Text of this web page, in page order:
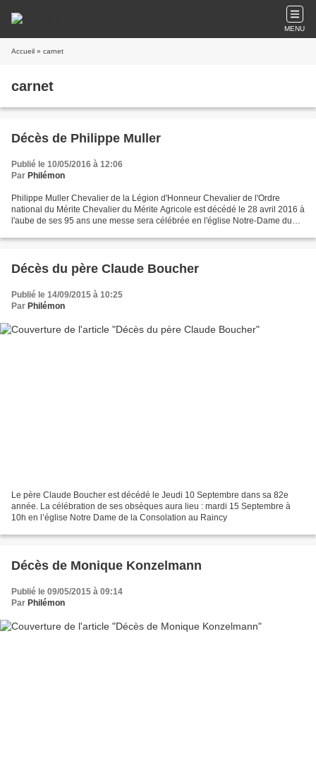
MENU
Accueil » carnet
carnet
Décès de Philippe Muller
Publié le 10/05/2016 à 12:06
Par Philémon
Philippe Muller Chevalier de la Légion d'Honneur Chevalier de l'Ordre
national du Mérite Chevalier du Mérite Agricole est décédé le 28 avril 2016 à
l'aube de ses 95 ans une messe sera célébrée en l'église Notre-Dame du
Décès du père Claude Boucher
Publié le 14/09/2015 à 10:25
Par Philémon
Le père Claude Boucher est décédé le Jeudi 10 Septembre dans sa 82e
année. La célébration de ses obsèques aura lieu : mardi 15 Septembre à
10h en l’église Notre Dame de la Consolation au Raincy
Décès de Monique Konzelmann
Publié le 09/05/2015 à 09:14
Par Philémon